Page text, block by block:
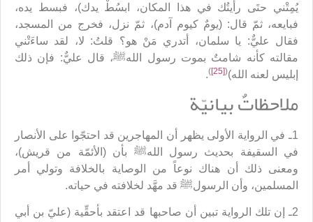
يُمِتْني حتَى رأيتُك في هذا المكان، ابسُطْ يدك)، فبسط يده،
فبايعه، ثمّ قال: (يومٌ كيوم آدم)، ثمّ نزل، فخرج من المسجد،
فقال عليٌّ: يا سلمان، أتدري مَنْ هو؟ قلتُ: لا، لقد ساءَتْني
مقالته كأنه شامتٌ بموت رسول اللهﷺ، قال عليٌّ: فإن ذلك
إبليس لعنه الله)(
[25]
)
.
ملاحظاتٌ بيانيّة
1ـ في الرواية الأولى يظهر أن المهاجرين قد احتجّوا على الأنصار
في السقيفة بحديث رسول اللهﷺ بأن (الأئمّة من قريش)،
ومعنى ذلك أن هناك نوعاً من الوصاية بالخلافة وتولي أمر
المسلمين، وأن الرسولﷺ قد مهَّد لخلافته في حياته.
2ـ إن تلك الرواية تبين أن صاحبها قد اعتقد بأحقِّية (عليّ بن أبي